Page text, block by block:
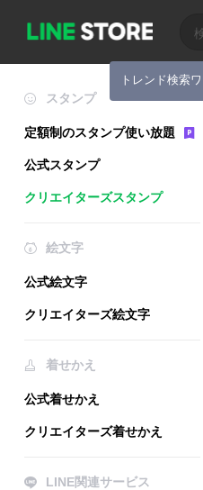
トレンド検索
スタンプ
定額制のスタンプ使い放題
公式スタンプ
クリエイターズスタンプ
絵文字
公式絵文字
クリエイターズ絵文字
着せかえ
公式着せかえ
クリエイターズ着せかえ
LINE関連サービス